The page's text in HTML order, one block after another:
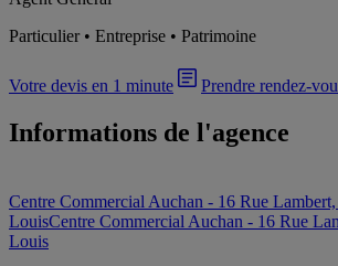
Particulier • Entreprise • Patrimoine
Votre devis en 1 minute Prendre rendez-
Informations de l'agence
Centre Commercial Auchan - 16 Rue
LouisCentre Commercial Auchan - 16 Rue
Louis